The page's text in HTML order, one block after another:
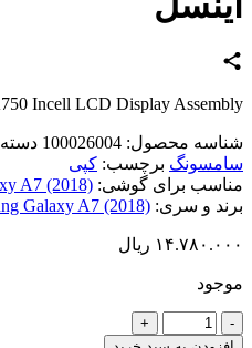
A750 Incell LCD Display
محصول:100026004 دسته:
برچسب:کپی
برای گوشی: A7 (2018)
و سری: Galaxy A7 (2018)
ریال